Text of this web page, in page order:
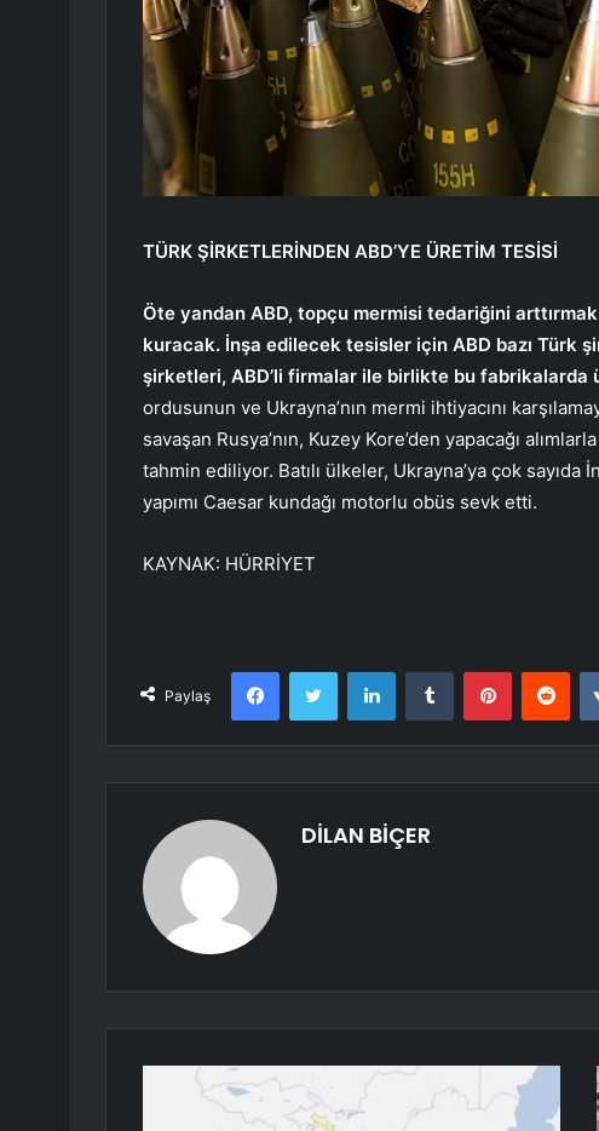
TÜRK ŞİRKETLERİNDEN ABD’YE ÜRETİM TESİSİ
Öte yandan ABD, topçu mermisi tedariğini
kuracak. İnşa edilecek tesisler için ABD bazı Türk
şirketleri, ABD’li firmalar ile birlikte bu fabrikalarda
ordusunun ve Ukrayna’nın mermi ihtiyacını
savaşan Rusya’nın, Kuzey Kore’den yapacağı
tahmin ediliyor. Batılı ülkeler, Ukrayna’ya çok sayıda
yapımı Caesar kundağı motorlu obüs sevk etti.
KAYNAK: HÜRRİYET
Paylaş
FacebookTwitter LinkedInTumblr Pinterest
DİLAN BİÇER